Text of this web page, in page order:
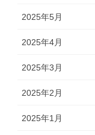
2025年5月
2025年4月
2025年3月
2025年2月
2025年1月